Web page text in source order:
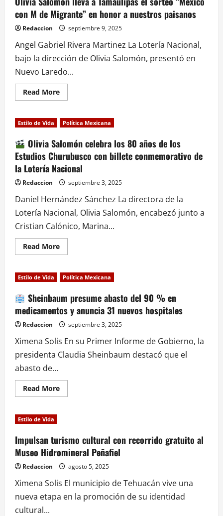
un
debate
universitario
de
alto
nivel
con M de Migrante” en honor a nuestros paisanos
Redaccion septiembre 9, 2025
Angel Gabriel Rivera Martinez La Lotería Nacional,
bajo la dirección de Olivia Salomón, presentó en
Nuevo Laredo...
Read MoreRead
more
Salomón
lleva
Tamaulipas
el
sorteo
“México
con
M
de
Migrante”
en
honor
a
nuestros
paisanos
Estilo de Vida Política Mexicana
Olivia Salomón celebra los 80 años de los
Estudios Churubusco con billete conmemorativo de
la Lotería Nacional
Redaccion septiembre 3, 2025
Daniel Hernández Sánchez La directora de la
Lotería Nacional, Olivia Salomón, encabezó junto a
Cristian Calónico, Marina...
Read MoreRead
more
Olivia
Salomón
los
80
años
de
los
Estudios
Churubusco
con
billete
conmemorativo
Lotería
Nacional
Estilo de Vida Política Mexicana
Sheinbaum presume abasto del 90 % en
medicamentos y anuncia 31 nuevos hospitales
Redaccion septiembre 3, 2025
Ximena Solis En su Primer Informe de Gobierno, la
presidenta Claudia Sheinbaum destacó que el
abasto de...
Read MoreRead
more
del
90
%
en
medicamentos
y
anuncia
31
nuevos
hospitales
Estilo de Vida
Impulsan turismo cultural con recorrido gratuito al
Museo Hidromineral Peñafiel
Redaccion agosto 5, 2025
Ximena Solis El municipio de Tehuacán vive una
nueva etapa en la promoción de su identidad
cultural...